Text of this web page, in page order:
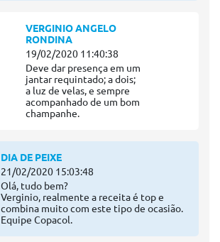
VERGINIO ANGELO
RONDINA
19/02/2020 11:40:38
Deve dar presença em um
jantar requintado; a dois;
a luz de velas, e sempre
acompanhado de um bom
champanhe.
DIA DE PEIXE
21/02/2020 15:03:48
Olá, tudo bem?
Verginio, realmente a receita é top e
combina muito com este tipo de ocasião.
Equipe Copacol.